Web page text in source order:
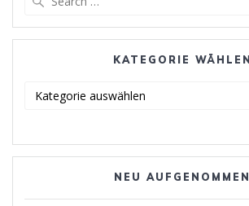
KATEGORIE WÄHLEN
NEU AUFGENOMMEN